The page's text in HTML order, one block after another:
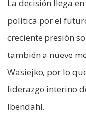
La decisión llega
política por el
creciente presión
también a nueve
Wasiejko, por lo
liderazgo interino
Ibendahl.